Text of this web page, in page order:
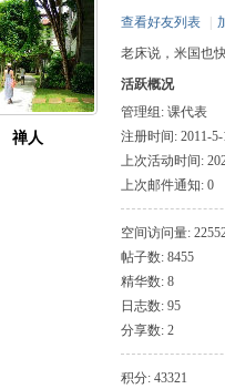
禅人
查看好友列表
老床说，米国也
活跃概况
管理组: 课代表
注册时间: 2011-5-
上次活动时间:
上次邮件通知: 0
空间访问量:
帖子数: 8455
精华数: 8
日志数: 95
分享数: 2
积分: 43321